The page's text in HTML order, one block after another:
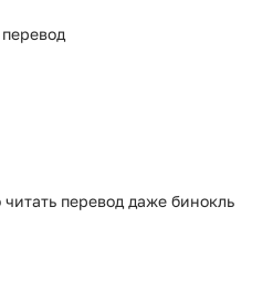
перевод даже бинокль